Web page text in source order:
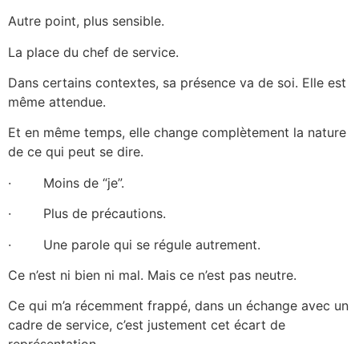
Autre point, plus sensible.
La place du chef de service.
Dans certains contextes, sa présence va de soi. Elle est
même attendue.
Et en même temps, elle change complètement la nature
de ce qui peut se dire.
· Moins de “je”.
· Plus de précautions.
· Une parole qui se régule autrement.
Ce n’est ni bien ni mal. Mais ce n’est pas neutre.
Ce qui m’a récemment frappé, dans un échange avec un
cadre de service, c’est justement cet écart de